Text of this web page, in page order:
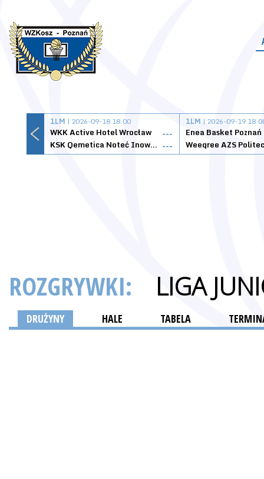
1LM | 2026-09-18 18:00
WKK Active Hotel Wrocław
---
KSK Qemetica Noteć Inowrocław ---
1LM | 2026-09-19
Enea Basket Poznań
ROZGRYWKI: LIGA
DRUŻYNY HALE TABELA